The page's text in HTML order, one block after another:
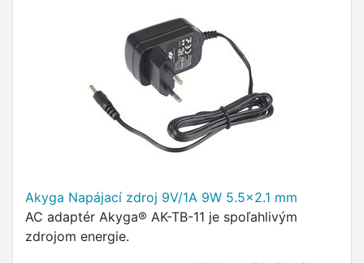
Akyga Napájací zdroj 9V/1A 9W 5.5x2.1 mm
AC adaptér Akyga® AK-TB-11 je spoľahlivým
zdrojom energie.